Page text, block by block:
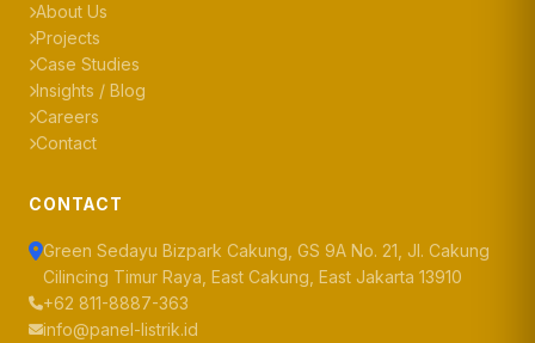
About Us
Projects
Case Studies
Insights / Blog
Careers
Contact
CONTACT
Green Sedayu Bizpark Cakung, GS 9A No. 21, Jl. Cakung
Cilincing Timur Raya, East Cakung, East Jakarta 13910
+62 811-8887-363
info@panel-listrik.id